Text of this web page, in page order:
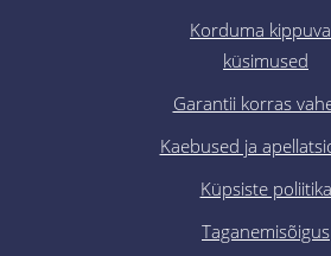
Korduma
küsimused
Garantii korras
Kaebused ja
Küpsiste poliitika
Taganemisõigus